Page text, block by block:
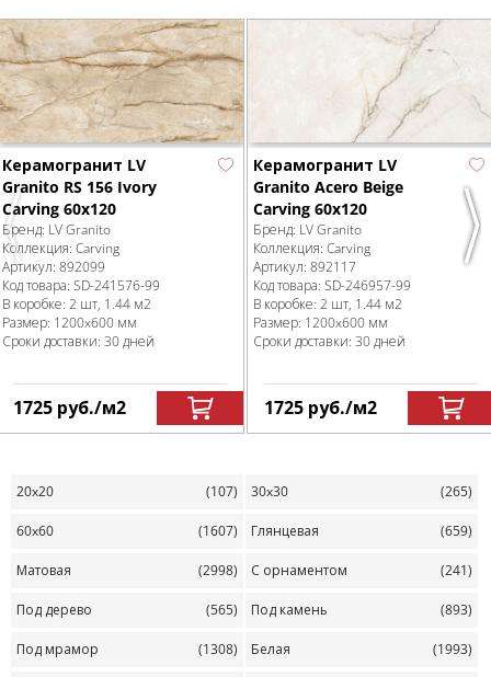
Previous
Керамогранит LV
Granito RS 156 Ivory
Carving 60x120
Бренд: LV Granito
Коллекция: Carving
Артикул: 892099
Код товара: SD-241576-99
В коробке: 2 шт, 1.44 м2
Размер: 1200x600 мм
Сроки доставки: 30 дней
1725 руб./м2
Керамогранит LV
Granito Acero Beige
Carving 60x120
Бренд: LV Granito
Коллекция: Carving
Артикул: 892117
Код товара: SD-246957-99
В коробке: 2 шт, 1.44 м2
Размер: 1200x600 мм
Сроки доставки: 30 дней
1725 руб./м2
20x20 (107) 30x30 (265)
60x60 (1607) Глянцевая (659)
Матовая (2998) С орнаментом (241)
Под дерево (565) Под камень (893)
Под мрамор (1308) Белая (1993)